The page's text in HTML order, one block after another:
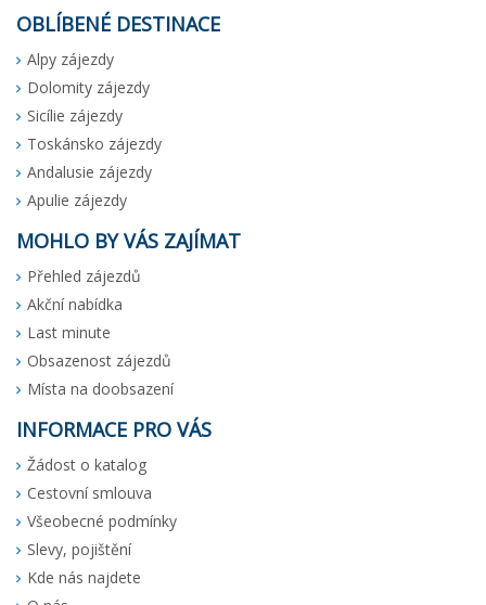
OBLÍBENÉ DESTINACE
Alpy zájezdy
Dolomity zájezdy
Sicílie zájezdy
Toskánsko zájezdy
Andalusie zájezdy
Apulie zájezdy
MOHLO BY VÁS ZAJÍMAT
Přehled zájezdů
Akční nabídka
Last minute
Obsazenost zájezdů
Místa na doobsazení
INFORMACE PRO VÁS
Žádost o katalog
Cestovní smlouva
Všeobecné podmínky
Slevy, pojištění
Kde nás najdete